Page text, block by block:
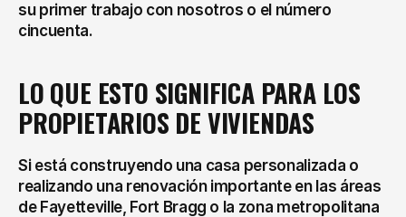
su primer trabajo con nosotros o el número
cincuenta.
LO QUE ESTO SIGNIFICA PARA LOS
PROPIETARIOS DE VIVIENDAS
Si está construyendo una casa personalizada o
realizando una renovación importante en las áreas
de Fayetteville, Fort Bragg o la zona metropolitana